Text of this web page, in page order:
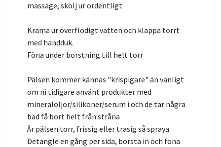
massage, skölj ur ordentligt
Krama ur överflödigt vatten och klappa torrt
med handduk.
Föna under borstning till helt torr
Pälsen kommer kännas "krispigare" än vanligt
om ni tidigare använt produkter med
mineraloljor/silikoner/serum i och de tar några
bad få bort helt från stråna
Är pälsen torr, frissig eller trasig så spraya
Detangle en gång per sida, borsta in och föna